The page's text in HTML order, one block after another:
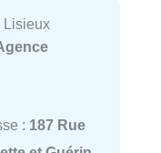
Lisieux
: 187 Rue